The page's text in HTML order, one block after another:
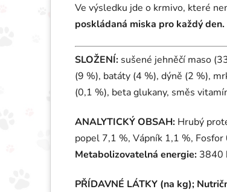
Ve výsledku jde o krmivo, které
poskládaná miska pro každý den.
SLOŽENÍ: sušené jehněčí maso
(9 %), batáty (4 %), dýně (2 %),
(0,1 %), beta glukany, směs
ANALYTICKÝ OBSAH: Hrubý
popel 7,1 %, Vápník 1,1 %,
Metabolizovatelná energie: 3840
PŘÍDAVNÉ LÁTKY (na kg);